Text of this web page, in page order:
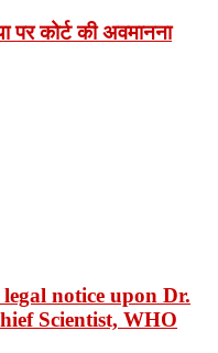
पर कोर्ट की अवमानना
notice upon Dr.
Scientist, WHO